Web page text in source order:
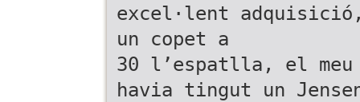
excel·lent
un copet a
30 l’espatlla, el meu
havia tingut un